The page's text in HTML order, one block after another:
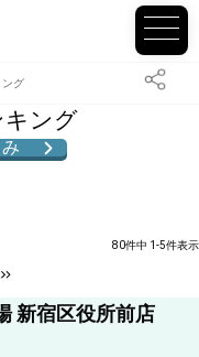
グ
キング
80件中 1-5件表示
新宿区役所前店